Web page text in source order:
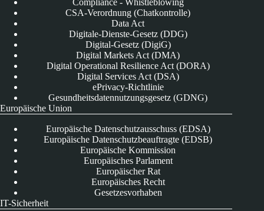
Compliance - Whistleblowing
CSA-Verordnung (Chatkontrolle)
Data Act
Digitale-Dienste-Gesetz (DDG)
Digital-Gesetz (DigiG)
Digital Markets Act (DMA)
Digital Operational Resilience Act (DORA)
Digital Services Act (DSA)
ePrivacy-Richtlinie
Gesundheitsdatennutzungsgesetz (GDNG)
Europäische Union
Europäische Datenschutzausschuss (EDSA)
Europäische Datenschutzbeauftragte (EDSB)
Europäische Kommission
Europäisches Parlament
Europäischer Rat
Europäisches Recht
Gesetzesvorhaben
IT-Sicherheit